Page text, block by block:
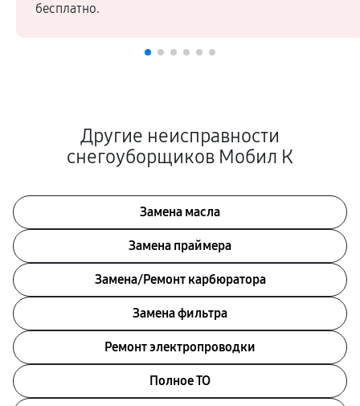
бесплатно.
Другие неисправности
снегоуборщиков Мобил К
Замена масла
Замена праймера
Замена/Pемонт карбюратора
Замена фильтра
Ремонт электропроводки
Полное ТО